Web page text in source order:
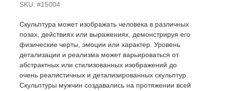
SKU: #15004
Скульптура может изображать человека в различных
позах, действиях или выражениях, демонстрируя его
физические черты, эмоции или характер. Уровень
детализации и реализма может варьироваться от
абстрактных или стилизованных изображений до
очень реалистичных и детализированных скульптур.
Скульптуры мужчин создавались на протяжении всей